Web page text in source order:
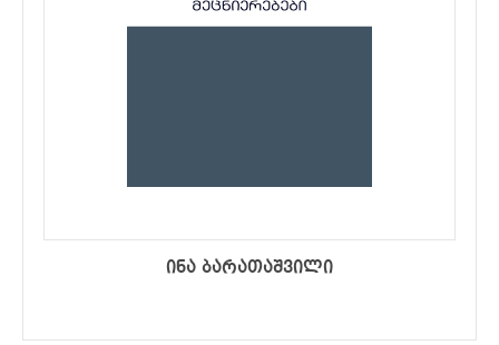
ინა ბარათაშვილი